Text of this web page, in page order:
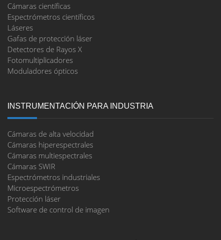
Cámaras científicas
Espectrómetros científicos
Láseres
Gafas de protección láser
Detectores de Rayos X
Fotomultiplicadores
Moduladores ópticos
INSTRUMENTACIÓN PARA INDUSTRIA
Cámaras de alta velocidad
Cámaras hiperespectrales
Cámaras multiespectrales
Cámaras SWIR
Espectrómetros industriales
Microespectrómetros
Protección láser
Software de control de imagen